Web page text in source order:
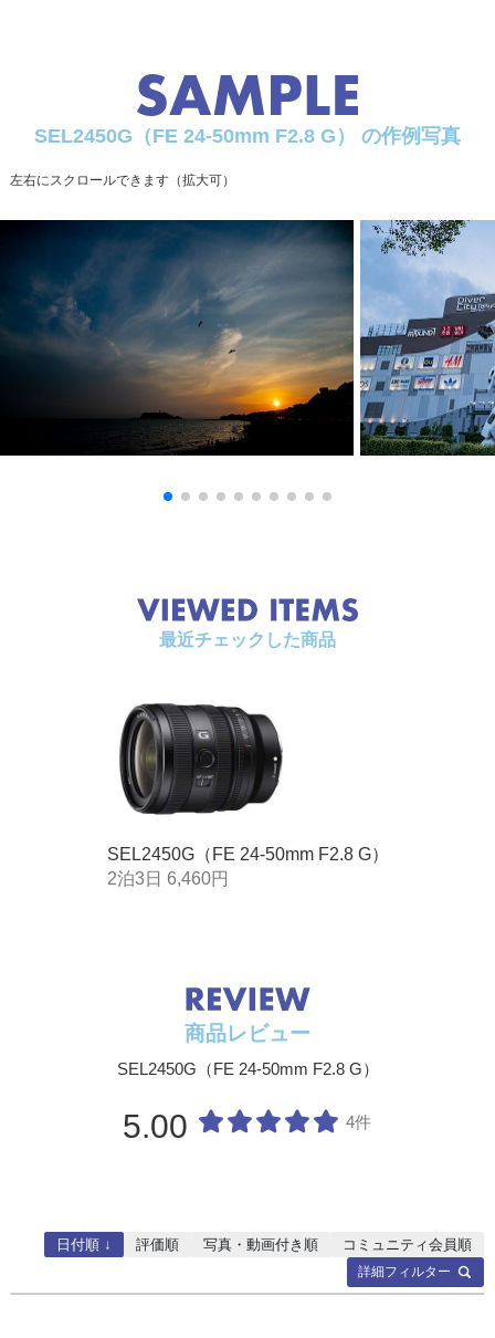
絞り羽根 (枚）
円形絞り ○
最短撮影距離 (m)
最大撮影倍率 （倍）
0.30 (AF)
フィルター径 (mm)
手ブレ補正 - (ボディ側対応)
テレコンバーター (1.4x) 非対応
テレコンバーター (2.0x)
SEL2450G（FE 24-50mm F2.8 G） の作例写真
左右にスクロールできます（拡大可）
最近チェックした商品
SEL2450G（FE 24-50mm F2.8 G）
2泊3日 6,460円
商品レビュー
SEL2450G（FE 24-50mm F2.8 G）
5.00 4件
詳細フィルター
日付順 ↓ 評価順 写真・動画付き順 コミュニティ会員順